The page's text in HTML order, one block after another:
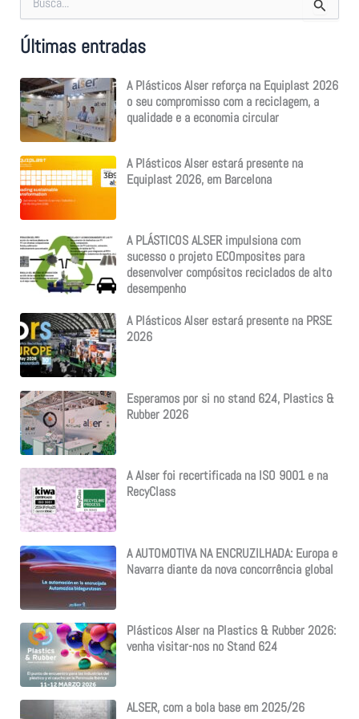
r
c
h
f
o
r
:
Últimas entradas
A Plásticos Alser reforça na Equiplast 2026
o seu compromisso com a reciclagem, a
qualidade e a economia circular
A Plásticos Alser estará presente na
Equiplast 2026, em Barcelona
A PLÁSTICOS ALSER impulsiona com
sucesso o projeto ECOmposites para
desenvolver compósitos reciclados de alto
desempenho
A Plásticos Alser estará presente na PRSE
2026
Esperamos por si no stand 624, Plastics &
Rubber 2026
A Alser foi recertificada na ISO 9001 e na
RecyClass
A AUTOMOTIVA NA ENCRUZILHADA: Europa e
Navarra diante da nova concorrência global
Plásticos Alser na Plastics & Rubber 2026:
venha visitar-nos no Stand 624
ALSER, com a bola base em 2025/26